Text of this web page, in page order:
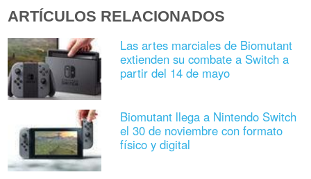
ARTÍCULOS RELACIONADOS
Las artes marciales de Biomutant
extienden su combate a Switch a
partir del 14 de mayo
Biomutant llega a Nintendo Switch
el 30 de noviembre con formato
físico y digital